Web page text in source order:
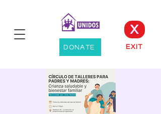
DONATE EXIT
X